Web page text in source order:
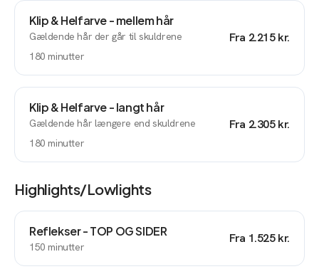
Klip & Helfarve - mellem hår
Gældende hår der går til skuldrene
180 minutter
Fra 2.215 kr.
Klip & Helfarve - langt hår
Gældende hår længere end skuldrene
180 minutter
Fra 2.305 kr.
Highlights/lowlights
Reflekser - TOP OG SIDER
150 minutter
Fra 1.525 kr.